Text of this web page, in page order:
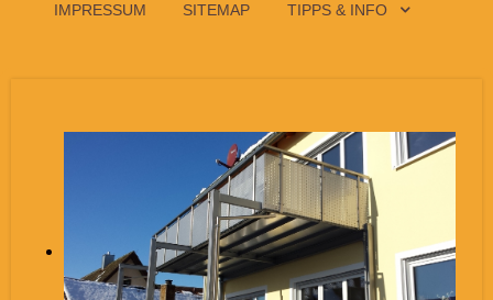
IMPRESSUM SITEMAP TIPPS & INFO